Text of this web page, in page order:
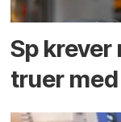
Sp
truer